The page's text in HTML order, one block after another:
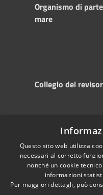
Organismo di
mare
Collegio dei
Accessibility
Privacy
Cookie
Sitemap
Questo sito web utilizza
necessari al corretto
nonché un cookie
informazioni
Per maggiori dettagli, può